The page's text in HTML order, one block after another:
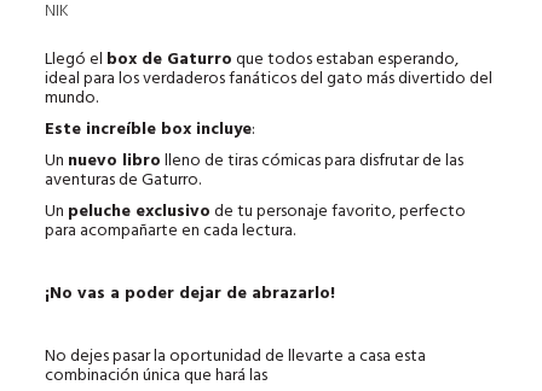
NIK
Llegó el box de Gaturroque todos estaban esperando,
ideal para los verdaderos fanáticos del gato más divertido del
mundo.
Este increíble box incluye:
Un nuevo librolleno de tiras cómicas para disfrutar de las
aventuras de Gaturro.
Un peluche exclusivode tu personaje favorito, perfecto
para acompañarte en cada lectura.
¡No vas a poder dejar de abrazarlo!
No dejes pasar la oportunidad de llevarte a casa esta
combinación única que hará las